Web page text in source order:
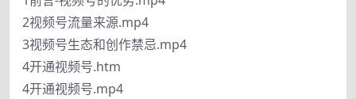
2视频号流量来源.mp4
3视频号生态和创作禁忌.mp4
4开通视频号.htm
4开通视频号.mp4